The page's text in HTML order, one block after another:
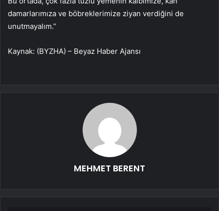
damarlarımıza ve böbreklerimize ziyan verdiğini de
unutmayalım.”
Kaynak: (BYZHA) – Beyaz Haber Ajansı
MEHMET BERENT